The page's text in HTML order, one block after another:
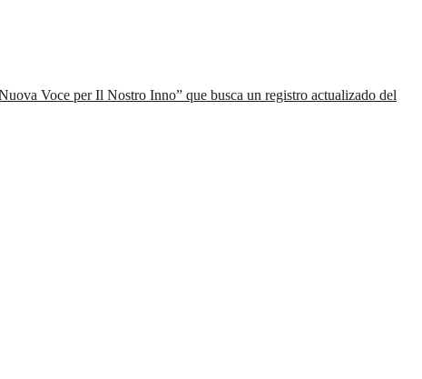
Voce per Il Nostro Inno” que busca un registro actualizado del